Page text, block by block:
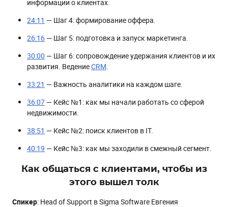
информации о клиентах.
24:11 — Шаг 4: формирование оффера.
26:16 — Шаг 5: подготовка и запуск маркетинга.
30:00 — Шаг 6: сопровождение удержания клиентов и их
развития. ВедениеCRM.
33:21 — Важность аналитики на каждом шаге.
36:07 — Кейс №1: как мы начали работать со сферой
недвижимости.
38:51 — Кейс №2: поиск клиентов в IT.
40:19 — Кейс №3: как мы заходили в смежный сегмент.
Как общаться с клиентами, чтобы из
этого вышел толк
Спикер: Head of Support в Sigma Software Евгения